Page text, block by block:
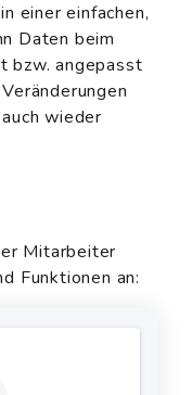
einer einfachen,
Daten beim
bzw. angepasst
wieder
Mitarbeiter
Funktionen an: